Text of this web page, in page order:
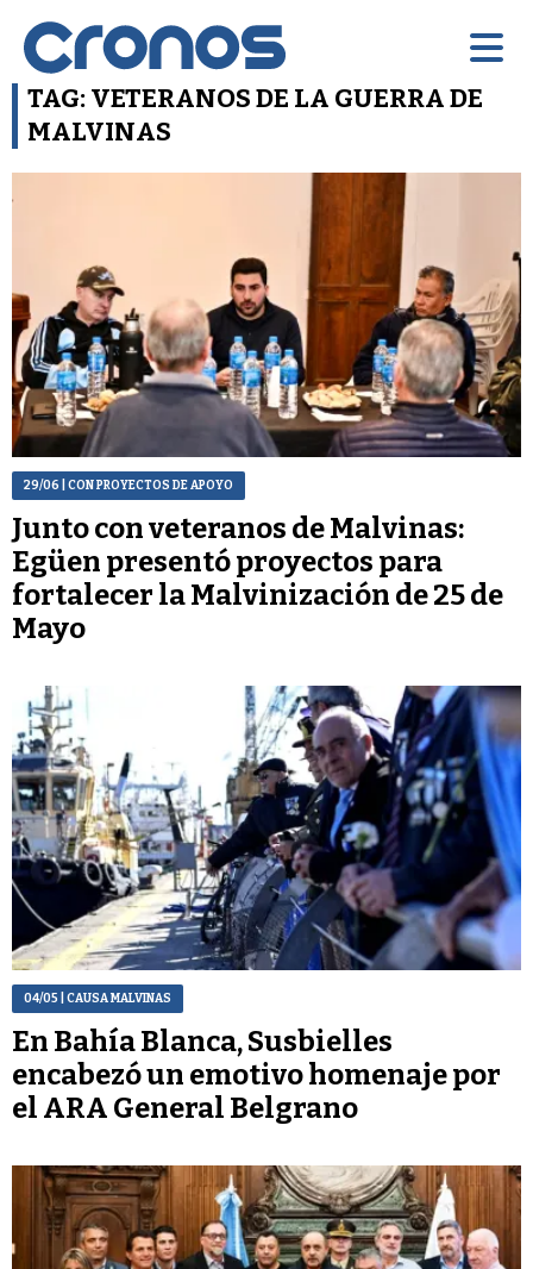
TAG: VETERANOS DE LA GUERRA DE
MALVINAS
29/06 | CON PROYECTOS DE APOYO
Junto con veteranos de Malvinas:
Egüen presentó proyectos para
fortalecer la Malvinización de 25 de
Mayo
04/05 | CAUSA MALVINAS
En Bahía Blanca, Susbielles
encabezó un emotivo homenaje por
el ARA General Belgrano